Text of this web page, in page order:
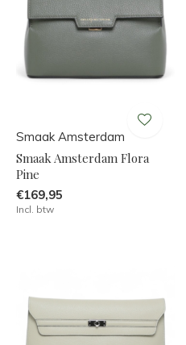
Smaak Amsterdam
Smaak Amsterdam Flora
Pine
€169,95
Incl. btw